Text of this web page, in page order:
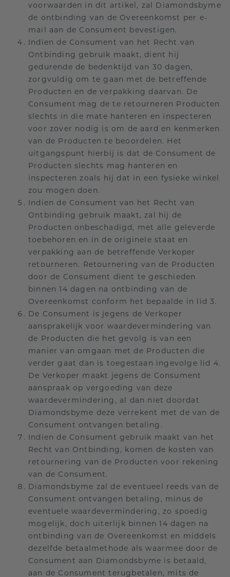
voorwaarden in dit artikel, zal Diamondsbyme
de ontbinding van de Overeenkomst per e-
mail aan de Consument bevestigen.
Indien de Consument van het Recht van
Ontbinding gebruik maakt, dient hij
gedurende de bedenktijd van 30 dagen,
zorgvuldig om te gaan met de betreffende
Producten en de verpakking daarvan. De
Consument mag de te retourneren Producten
slechts in die mate hanteren en inspecteren
voor zover nodig is om de aard en kenmerken
van de Producten te beoordelen. Het
uitgangspunt hierbij is dat de Consument de
Producten slechts mag hanteren en
inspecteren zoals hij dat in een fysieke winkel
zou mogen doen.
Indien de Consument van het Recht van
Ontbinding gebruik maakt, zal hij de
Producten onbeschadigd, met alle geleverde
toebehoren en in de originele staat en
verpakking aan de betreffende Verkoper
retourneren. Retournering van de Producten
door de Consument dient te geschieden
binnen 14 dagen na ontbinding van de
Overeenkomst conform het bepaalde in lid 3.
De Consument is jegens de Verkoper
aansprakelijk voor waardevermindering van
de Producten die het gevolg is van een
manier van omgaan met de Producten die
verder gaat dan is toegestaan ingevolge lid 4.
De Verkoper maakt jegens de Consument
aanspraak op vergoeding van deze
waardevermindering, al dan niet doordat
Diamondsbyme deze verrekent met de van de
Consument ontvangen betaling.
Indien de Consument gebruik maakt van het
Recht van Ontbinding, komen de kosten van
retournering van de Producten voor rekening
van de Consument.
Diamondsbyme zal de eventueel reeds van de
Consument ontvangen betaling, minus de
eventuele waardevermindering, zo spoedig
mogelijk, doch uiterlijk binnen 14 dagen na
ontbinding van de Overeenkomst en middels
dezelfde betaalmethode als waarmee door de
Consument aan Diamondsbyme is betaald,
aan de Consument terugbetalen, mits de